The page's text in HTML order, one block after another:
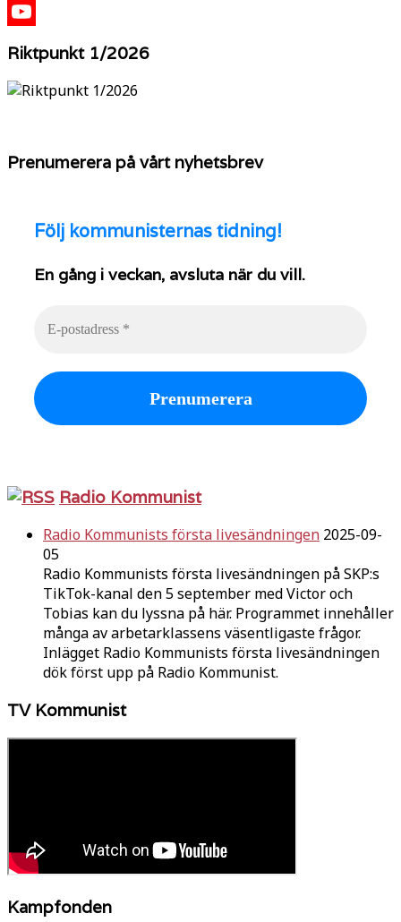
X
Riktpunkt 1/2026
Prenumerera på vårt nyhetsbrev
Följ kommunisternas tidning!
En gång i veckan, avsluta när du vill.
Radio Kommunist
Radio Kommunists första livesändningen 2025-09-
05
Radio Kommunists första livesändningen på SKP:s
TikTok-kanal den 5 september med Victor och
Tobias kan du lyssna på här. Programmet innehåller
många av arbetarklassens väsentligaste frågor.
Inlägget Radio Kommunists första livesändningen
dök först upp på Radio Kommunist.
TV Kommunist
Kampfonden